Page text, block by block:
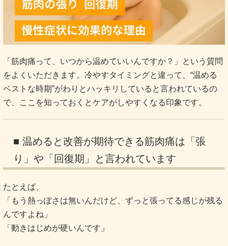
「筋肉痛って、いつから温めていいんですか？」という質問
をよくいただきます。冷やすタイミングと違って、“温める
ベストな時期”がわりとハッキリしていると言われているの
で、ここを知っておくとケアがしやすくなる印象です。
■ 温めると改善が期待できる筋肉痛は「張
り」や「回復期」と言われています
たとえば、
「もう熱っぽさは無いんだけど、ずっと張ってる感じが残る
んですよね」
「動きはじめが硬いんです」